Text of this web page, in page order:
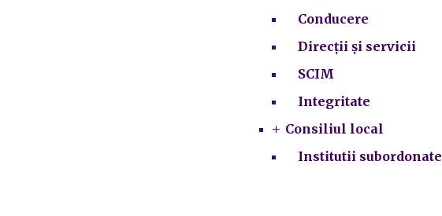
Conducere
Direcții și servicii
SCIM
Integritate
Consiliul local
Institutii subordonate